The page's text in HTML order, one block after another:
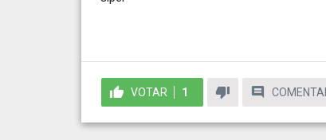
VOTAR 1